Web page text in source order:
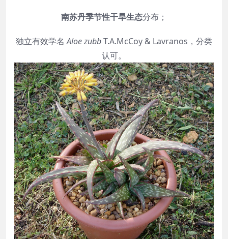
南苏丹季节性干旱生态分布；
独立有效学名Aloe zubbT.A.McCoy & Lavranos，分类
认可。